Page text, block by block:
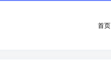
首页